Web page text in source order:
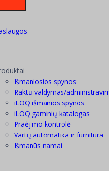
Išmaniosios spynos
Raktų valdymas/
iLOQ išmanios spynos
iLOQ gaminių katalogas
Praėjimo kontrolė
Vartų automatika ir furnitūra
Išmanūs namai